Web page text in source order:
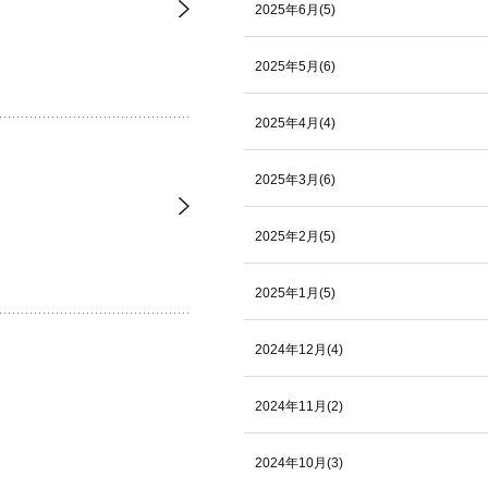
2025年6月(5)
2025年5月(6)
2025年4月(4)
2025年3月(6)
2025年2月(5)
2025年1月(5)
2024年12月(4)
2024年11月(2)
2024年10月(3)